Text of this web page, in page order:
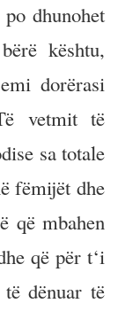
dhunohet
kështu,
dorërasi
vetmit të
sa totale
fëmijët dhe
që mbahen
që për t‘i
dënuar të